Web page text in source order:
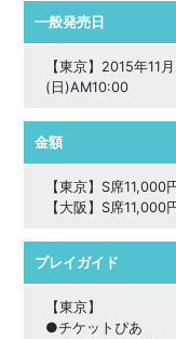
一般発売日
【東京】2015年11
(日)AM10:00
金額
【東京】S席
【大阪】S席
プレイガイド
【東京】
●チケットぴ